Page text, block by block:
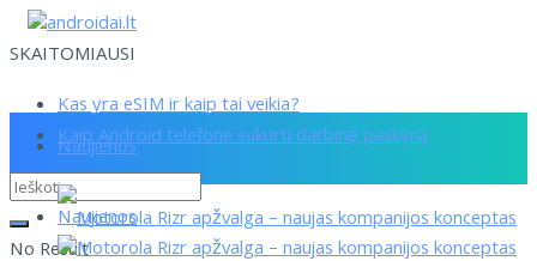
SKAITOMIAUSI
Kas yra eSIM ir kaip tai veikia?
Kaip Android telefone sukurti darbinę paskyrą
No Result
Naujienos
Naujienos